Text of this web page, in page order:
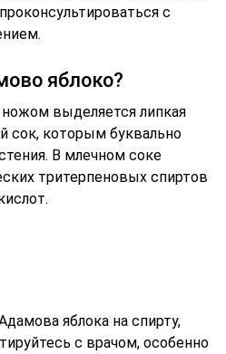
с
яблоко?
выделяется липкая
сок, которым буквально
В млечном соке
тритерпеновых спиртов
яблока на спирту,
с врачом, особенно